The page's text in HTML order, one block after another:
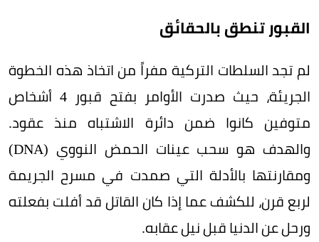
القبور تنطق بالحقائق
لم تجد السلطات التركية مفراً من اتخاذ هذه الخطوة
الجريئة، حيث صدرت الأوامر بفتح قبور 4 أشخاص
متوفين كانوا ضمن دائرة الاشتباه منذ عقود.
والهدف هو سحب عينات الحمض النووي (DNA)
ومقارنتها بالأدلة التي صمدت في مسرح الجريمة
لربع قرن، للكشف عما إذا كان القاتل قد أفلت بفعلته
ورحل عن الدنيا قبل نيل عقابه.